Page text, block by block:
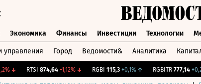
Экономика Финансы Инвестиции Технологии
управления Город Ведомости& Аналитика
↓ RTSI 874,64 -1,12%↓ RGBI 115,3 +0,1%↑ RGBITR 777,14